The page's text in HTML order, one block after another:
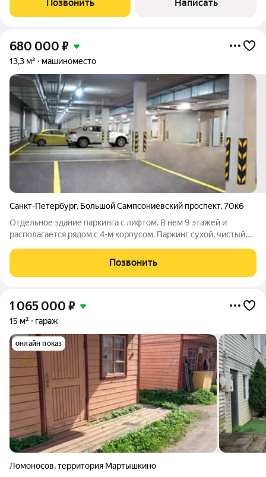
расположению, ваш автомобиль всегда будет
Позвонить Написать
680 000 ₽
13,3 м² машиноместо
Санкт-Петербург, Большой Сампсониевский проспект,70к6
Отдельное здание паркинга с лифтом. В нем 9 этажей и
располагается рядом с 4-м корпусом. Паркинг сухой, чистый,
комфортного образа жизни. Покупателям доступно 5 типов
машиномест, в том числе
Позвонить
1 065 000 ₽
15 м² гараж
онлайн показ
Ломоносов,территория Мартышкино